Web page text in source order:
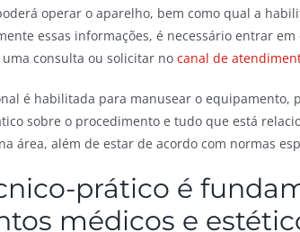
operar o aparelho, bem como qual a
essas informações, é necessário entrar
consulta ou solicitar no canal de
é habilitada para manusear o equipamento,
sobre o procedimento e tudo que está
área, além de estar de acordo com normas
prático é
médicos e